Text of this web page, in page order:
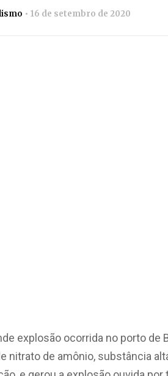
16 de setembro de 2020
explosão ocorrida no porto de
nitrato de amônio, substância